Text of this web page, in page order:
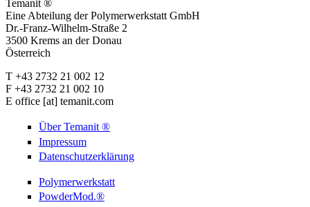
Temanit ®
Eine Abteilung der Polymerwerkstatt GmbH
Dr.-Franz-Wilhelm-Straße 2
3500 Krems an der Donau
Österreich
T +43 2732 21 002 12
F +43 2732 21 002 10
E office [at] temanit.com
Über Temanit ®
Impressum
Datenschutzerklärung
Polymerwerkstatt
PowderMod.®